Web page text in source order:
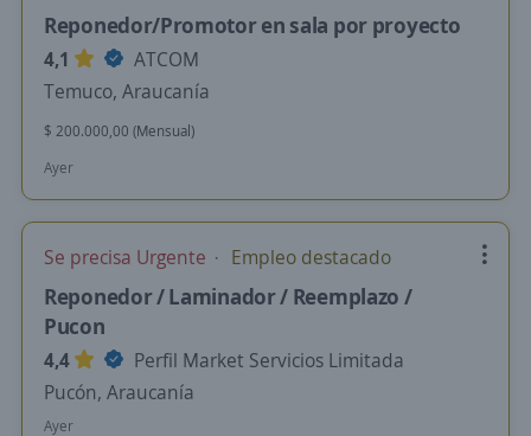
Reponedor/Promotor en sala por proyecto
4,1
ATCOM
Temuco, Araucanía
$ 200.000,00 (Mensual)
Ayer
Se precisa Urgente Empleo destacado
Reponedor / Laminador / Reemplazo /
Pucon
4,4
Perfil Market Servicios Limitada
Pucón, Araucanía
Ayer